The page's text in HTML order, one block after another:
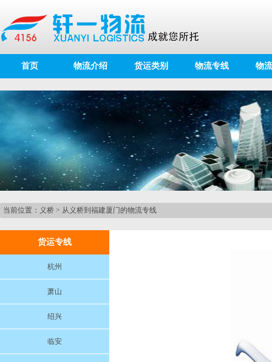
首页 物流介绍 货运类别 物流专线 物
当前位置： 义桥 > 从义桥到福建厦门的物流专线
货运专线
杭州
萧山
绍兴
临安